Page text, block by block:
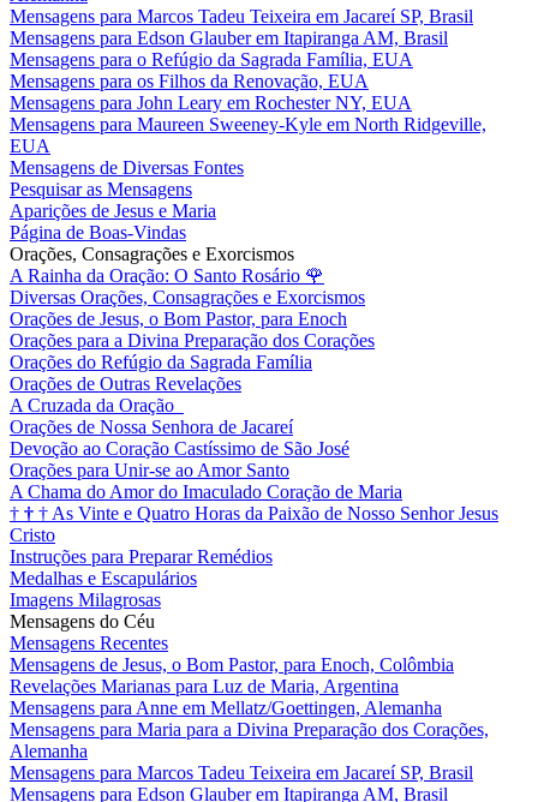
Mensagens para Marcos Tadeu Teixeira em Jacareí SP, Brasil
Mensagens para Edson Glauber em Itapiranga AM, Brasil
Mensagens para o Refúgio da Sagrada Família, EUA
Mensagens para os Filhos da Renovação, EUA
Mensagens para John Leary em Rochester NY, EUA
Mensagens para Maureen Sweeney-Kyle em North Ridgeville,
EUA
Mensagens de Diversas Fontes
Pesquisar as Mensagens
Aparições de Jesus e Maria
Página de Boas-Vindas
Orações, Consagrações e Exorcismos
A Rainha da Oração: O Santo Rosário 🌹
Diversas Orações, Consagrações e Exorcismos
Orações de Jesus, o Bom Pastor, para Enoch
Orações para a Divina Preparação dos Corações
Orações do Refúgio da Sagrada Família
Orações de Outras Revelações
A Cruzada da Oração
Orações de Nossa Senhora de Jacareí
Devoção ao Coração Castíssimo de São José
Orações para Unir-se ao Amor Santo
A Chama do Amor do Imaculado Coração de Maria
† † † As Vinte e Quatro Horas da Paixão de Nosso Senhor Jesus
Cristo
Instruções para Preparar Remédios
Medalhas e Escapulários
Imagens Milagrosas
Mensagens do Céu
Mensagens Recentes
Mensagens de Jesus, o Bom Pastor, para Enoch, Colômbia
Revelações Marianas para Luz de Maria, Argentina
Mensagens para Anne em Mellatz/Goettingen, Alemanha
Mensagens para Maria para a Divina Preparação dos Corações,
Alemanha
Mensagens para Marcos Tadeu Teixeira em Jacareí SP, Brasil
Mensagens para Edson Glauber em Itapiranga AM, Brasil